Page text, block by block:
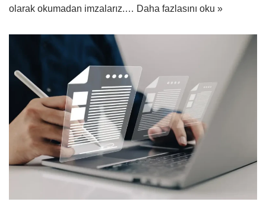
olarak okumadan imzalarız.… Daha fazlasını oku »